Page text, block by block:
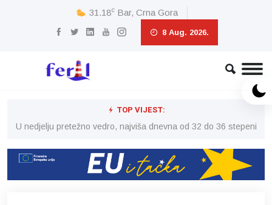
31.18c Bar, Crna Gora
8 Aug. 2026.
TOP VIJEST:
U nedjelju pretežno vedro, najviša dnevna od 32 do 36 stepeni